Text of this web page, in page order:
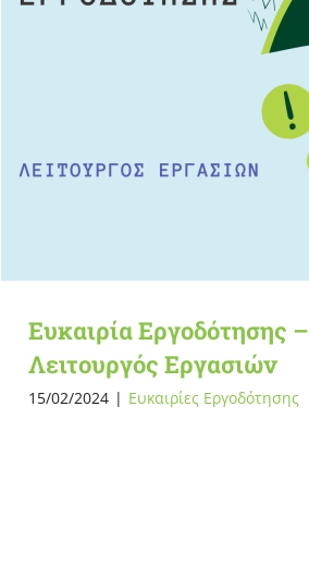
Ευκαιρία Εργοδότησης –
Λειτουργός Εργασιών
15/02/2024 | Ευκαιρίες Εργοδότησης